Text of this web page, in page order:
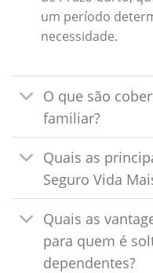
um período
necessidade.
O que são
familiar?
Quais as
Seguro Vida
Quais as
para quem é
dependentes?